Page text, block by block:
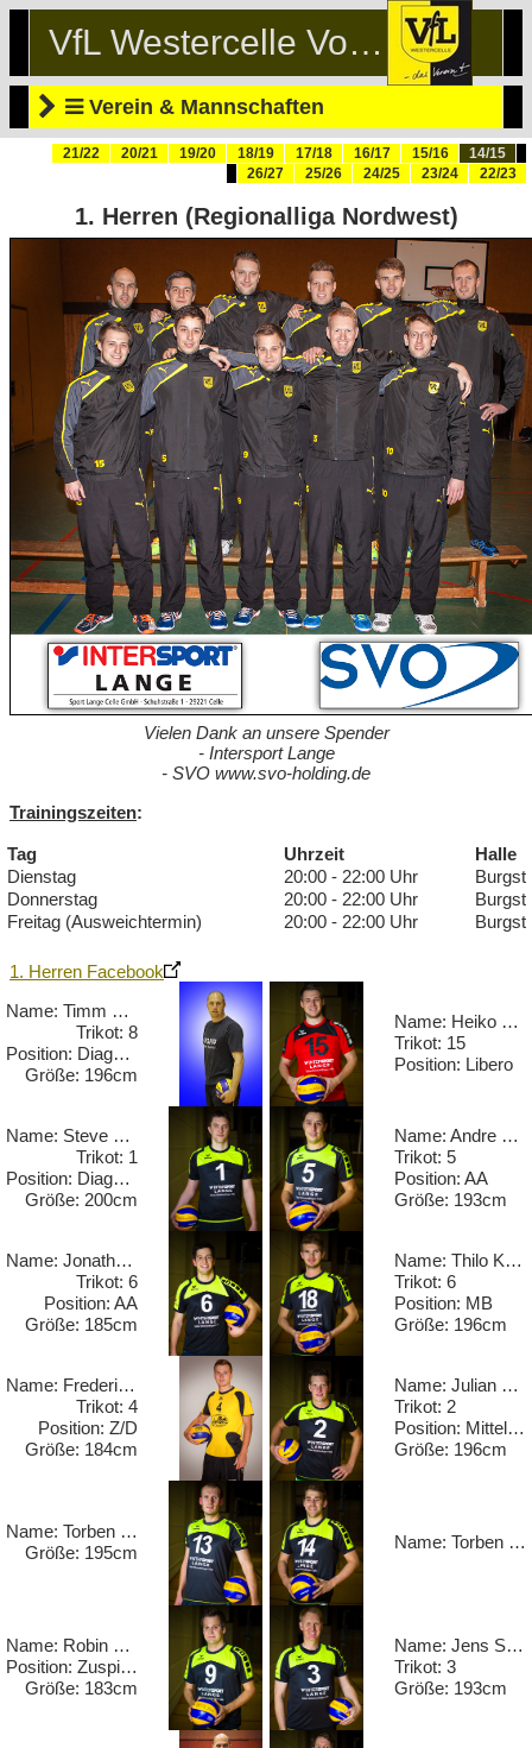
VfL Westercelle Volleyball
Verein & Mannschaften
14/15
15/16
16/17
17/18
18/19
19/20
20/21
21/22
22/23
23/24
24/25
25/26
26/27
1. Herren (Regionalliga Nordwest)
Vielen Dank an unsere Spender
- Intersport Lange
- SVO www.svo-holding.de
Trainingszeiten:
Tag Uhrzeit
Halle
Dienstag
20:00 - 22:00 Uhr
Donnerstag
20:00 - 22:00 Uhr
Freitag (Ausweichtermin)
20:00 - 22:00 Uhr
1. Herren Facebook
Name: Timm Conrad
Trikot: 8
Position: Diagonal
Größe: 196cm
Name: Heiko Dall
Trikot: 15
Position: Libero
Name: Steve Elbrandt
Trikot: 1
Position: Diagonal
Größe: 200cm
Name: Andre Helm
Trikot: 5
Position: AA
Größe: 193cm
Name: Jonathan Hoffmann
Trikot: 6
Position: AA
Größe: 185cm
Name: Thilo Koch
Trikot: 6
Position: MB
Größe: 196cm
Name: Frederik Lennartz
Trikot: 4
Position: Z/D
Größe: 184cm
Name: Julian Mann
Trikot: 2
Position: Mittelblock
Größe: 196cm
Name: Torben Mohwinkel
Größe: 195cm
Name: Torben Schiewe
Name: Robin Schnittger
Position: Zuspieler
Größe: 183cm
Name: Jens Schönfelder
Trikot: 3
Größe: 193cm